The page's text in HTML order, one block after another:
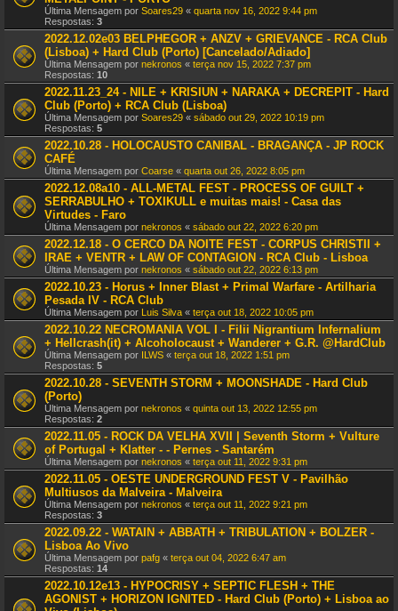
Última Mensagem por Soares29 « quarta nov 16, 2022 9:44 pm
Respostas: 3
2022.12.02e03 BELPHEGOR + ANZV + GRIEVANCE - RCA Club
(Lisboa) + Hard Club (Porto) [Cancelado/Adiado]
Última Mensagem por nekronos « terça nov 15, 2022 7:37 pm
Respostas: 10
2022.11.23_24 - NILE + KRISIUN + NARAKA + DECREPIT - Hard
Club (Porto) + RCA Club (Lisboa)
Última Mensagem por Soares29 « sábado out 29, 2022 10:19 pm
Respostas: 5
2022.10.28 - HOLOCAUSTO CANIBAL - BRAGANÇA - JP ROCK
CAFÉ
Última Mensagem por Coarse « quarta out 26, 2022 8:05 pm
2022.12.08a10 - ALL-METAL FEST - PROCESS OF GUILT +
SERRABULHO + TOXIKULL e muitas mais! - Casa das
Virtudes - Faro
Última Mensagem por nekronos « sábado out 22, 2022 6:20 pm
2022.12.18 - O CERCO DA NOITE FEST - CORPUS CHRISTII +
IRAE + VENTR + LAW OF CONTAGION - RCA Club - Lisboa
Última Mensagem por nekronos « sábado out 22, 2022 6:13 pm
2022.10.23 - Horus + Inner Blast + Primal Warfare - Artilharia
Pesada IV - RCA Club
Última Mensagem por Luis Silva « terça out 18, 2022 10:05 pm
2022.10.22 NECROMANIA VOL I - Filii Nigrantium Infernalium
+ Hellcrash(it) + Alcoholocaust + Wanderer + G.R. @HardClub
Última Mensagem por ILWS « terça out 18, 2022 1:51 pm
Respostas: 5
2022.10.28 - SEVENTH STORM + MOONSHADE - Hard Club
(Porto)
Última Mensagem por nekronos « quinta out 13, 2022 12:55 pm
Respostas: 2
2022.11.05 - ROCK DA VELHA XVII | Seventh Storm + Vulture
of Portugal + Klatter - - Pernes - Santarém
Última Mensagem por nekronos « terça out 11, 2022 9:31 pm
2022.11.05 - OESTE UNDERGROUND FEST V - Pavilhão
Multiusos da Malveira - Malveira
Última Mensagem por nekronos « terça out 11, 2022 9:21 pm
Respostas: 3
2022.09.22 - WATAIN + ABBATH + TRIBULATION + BOLZER -
Lisboa Ao Vivo
Última Mensagem por pafg « terça out 04, 2022 6:47 am
Respostas: 14
2022.10.12e13 - HYPOCRISY + SEPTIC FLESH + THE
AGONIST + HORIZON IGNITED - Hard Club (Porto) + Lisboa ao